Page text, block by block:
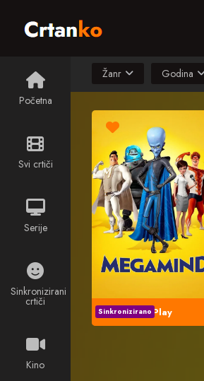
Početna
Svi crtiči
Serije
Sinkronizirani
crtiči
Kino
Žanr Godina
Play
Sinkronizirano